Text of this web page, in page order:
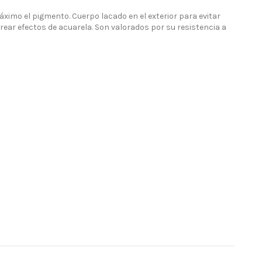
el pigmento. Cuerpo lacado en el exterior para evitar
efectos de acuarela. Son valorados por su resistencia a